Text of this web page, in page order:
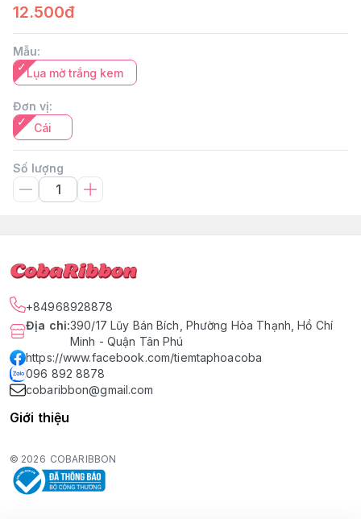
12.500đ
Mẫu:
Lụa mờ trắng kem
Đơn vị:
Cái
Số lượng
+84968928878
Địa chỉ:390/17 Lũy Bán Bích, Phường Hòa Thạnh, Hồ Chí
Minh - Quận Tân Phú
https://www.facebook.com/tiemtaphoacoba
096 892 8878
cobaribbon@gmail.com
Giới thiệu
© 2026 COBARIBBON